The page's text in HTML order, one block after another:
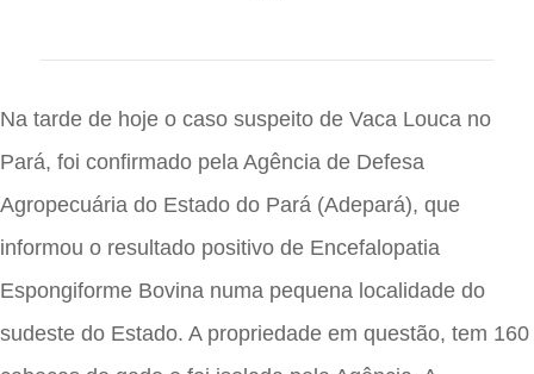
Na tarde de hoje o caso suspeito de Vaca Louca no
Pará, foi confirmado pela Agência de Defesa
Agropecuária do Estado do Pará (Adepará), que
informou o resultado positivo de Encefalopatia
Espongiforme Bovina numa pequena localidade do
sudeste do Estado. A propriedade em questão, tem 160